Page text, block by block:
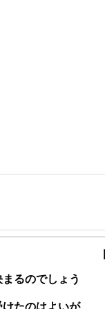
たのち渡米。MBAを修
での講師業を行う。2017
るのでしょう
けたのはよいが……